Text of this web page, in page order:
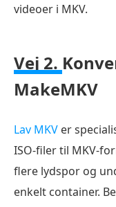
videoer i MKV.
Vej 2.
MakeMKV
Lav MKV er
ISO-filer til MKV-
flere lydspor og
enkelt container.